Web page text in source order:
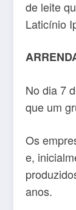
de leite
Laticínio
No dia 7
que um
Os
e,
anos.